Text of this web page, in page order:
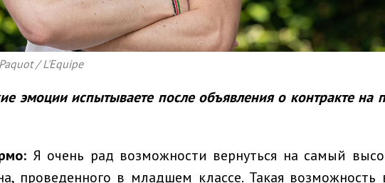
/ L'Equipe
эмоции испытываете после объявления о контракте на
: Я очень рад возможности вернуться на самый
проведенного в младшем классе. Такая возможность